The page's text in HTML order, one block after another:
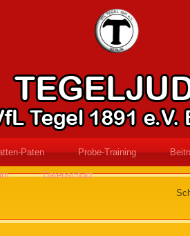
Paten Probe-Training
Datenschutz